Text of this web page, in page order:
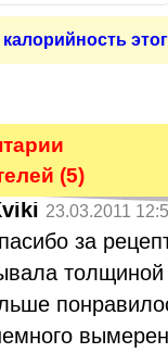
калорийность
(5)
23.03.2011
за